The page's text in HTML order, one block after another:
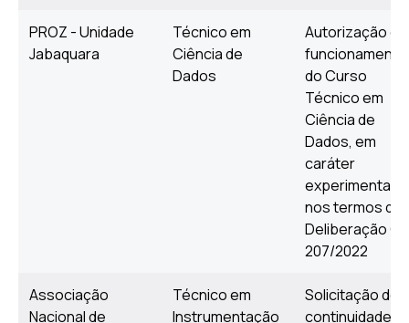
PROZ - Unidade
Jabaquara
Técnico em
Ciência de
Dados
Autorização de
funcionamento
do Curso
Técnico em
Ciência de
Dados, em
caráter
experimental,
nos termos da
Deliberação
207/2022
Associação
Nacional de
Técnico em
Instrumentação
Solicitação de
continuidade